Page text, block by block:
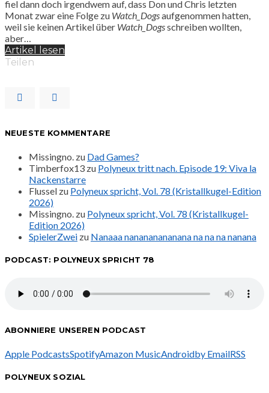
fiel dann doch irgendwem auf, dass Don und Chris letzten
Monat zwar eine Folge zu Watch_Dogsaufgenommen hatten,
weil sie keinen Artikel über Watch_Dogsschreiben wollten,
aber…
Artikel lesen
Teilen
NEUESTE KOMMENTARE
Missingno. zu Dad Games?
Timberfox13 zu Polyneux tritt nach. Episode 19: Viva la
Nackenstarre
Flussel zu Polyneux spricht, Vol. 78 (Kristallkugel-Edition
2026)
Missingno. zu Polyneux spricht, Vol. 78 (Kristallkugel-
Edition 2026)
SpielerZwei zu Nanaaa nanananananana na na na nanana
PODCAST: POLYNEUX SPRICHT 78
ABONNIERE UNSEREN PODCAST
Apple PodcastsSpotifyAmazon MusicAndroidby EmailRSS
POLYNEUX SOZIAL